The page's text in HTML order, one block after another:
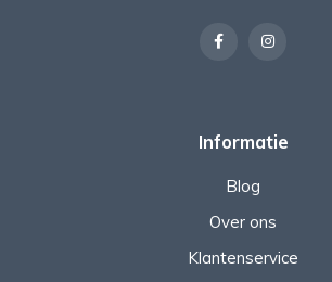
Informatie
Blog
Over ons
Klantenservice